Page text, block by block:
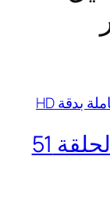
مشاهدة مسلسل آسر الحلقة 51